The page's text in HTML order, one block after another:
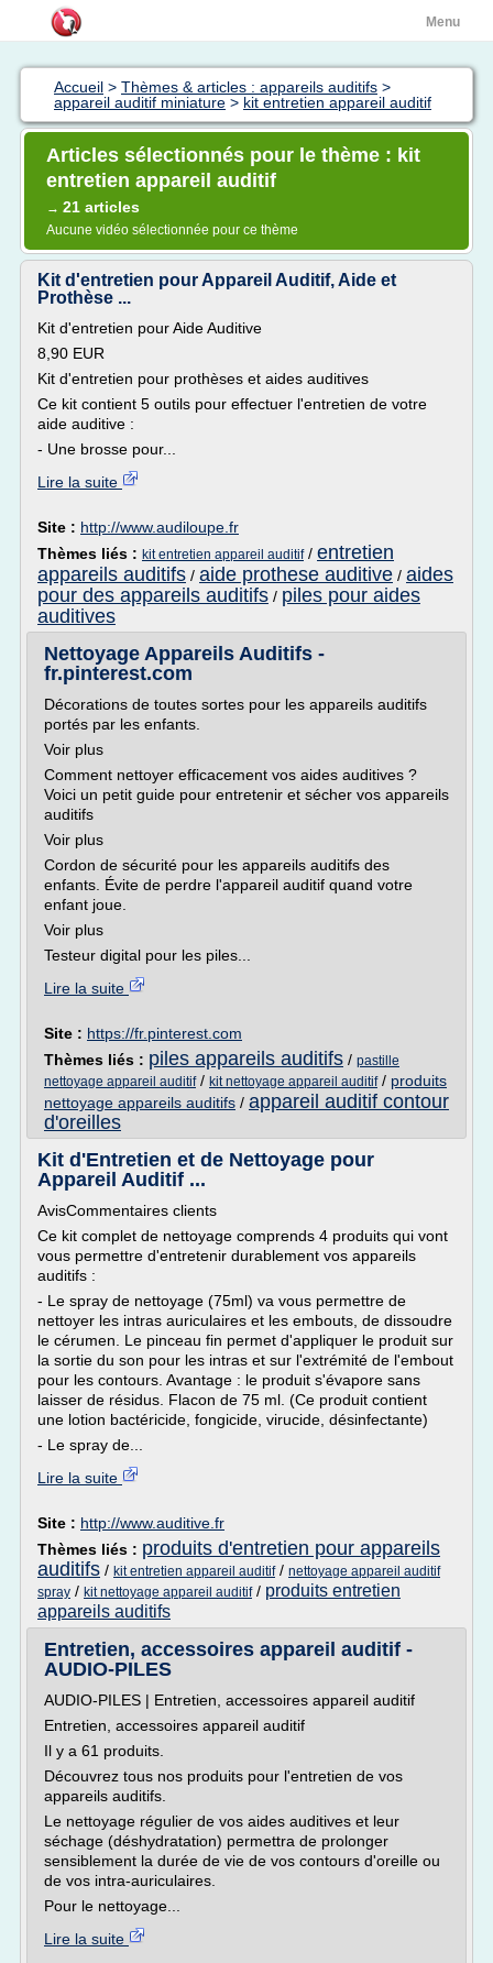
Menu
Accueil > Thèmes & articles : appareils auditifs >
appareil auditif miniature > kit entretien appareil auditif
Articles sélectionnés pour le thème : kit
entretien appareil auditif
→ 21 articles
Aucune vidéo sélectionnée pour ce thème
Kit d'entretien pour Appareil Auditif, Aide et
Prothèse ...
Kit d'entretien pour Aide Auditive
8,90 EUR
Kit d'entretien pour prothèses et aides auditives
Ce kit contient 5 outils pour effectuer l'entretien de votre
aide auditive :
- Une brosse pour...
Lire la suite
Site : http://www.audiloupe.fr
Thèmes liés : kit entretien appareil auditif/ entretien
appareils auditifs / aide prothese auditive / aides
pour des appareils auditifs / piles pour aides
auditives
Nettoyage Appareils Auditifs -
fr.pinterest.com
Décorations de toutes sortes pour les appareils auditifs
portés par les enfants.
Voir plus
Comment nettoyer efficacement vos aides auditives ?
Voici un petit guide pour entretenir et sécher vos appareils
auditifs
Voir plus
Cordon de sécurité pour les appareils auditifs des
enfants. Évite de perdre l'appareil auditif quand votre
enfant joue.
Voir plus
Testeur digital pour les piles...
Lire la suite
Site : https://fr.pinterest.com
Thèmes liés : piles appareils auditifs / pastille
nettoyage appareil auditif/ kit nettoyage appareil auditif/ produits
nettoyage appareils auditifs / appareil auditif contour
d'oreilles
Kit d'Entretien et de Nettoyage pour
Appareil Auditif ...
AvisCommentaires clients
Ce kit complet de nettoyage comprends 4 produits qui vont
vous permettre d'entretenir durablement vos appareils
auditifs :
- Le spray de nettoyage (75ml) va vous permettre de
nettoyer les intras auriculaires et les embouts, de dissoudre
le cérumen. Le pinceau fin permet d'appliquer le produit sur
la sortie du son pour les intras et sur l'extrémité de l'embout
pour les contours. Avantage : le produit s'évapore sans
laisser de résidus. Flacon de 75 ml. (Ce produit contient
une lotion bactéricide, fongicide, virucide, désinfectante)
- Le spray de...
Lire la suite
Site : http://www.auditive.fr
Thèmes liés : produits d'entretien pour appareils
auditifs / kit entretien appareil auditif/ nettoyage appareil auditif
spray / kit nettoyage appareil auditif/ produits entretien
appareils auditifs
Entretien, accessoires appareil auditif -
AUDIO-PILES
AUDIO-PILES | Entretien, accessoires appareil auditif
Entretien, accessoires appareil auditif
Il y a 61 produits.
Découvrez tous nos produits pour l'entretien de vos
appareils auditifs.
Le nettoyage régulier de vos aides auditives et leur
séchage (déshydratation) permettra de prolonger
sensiblement la durée de vie de vos contours d'oreille ou
de vos intra-auriculaires.
Pour le nettoyage...
Lire la suite